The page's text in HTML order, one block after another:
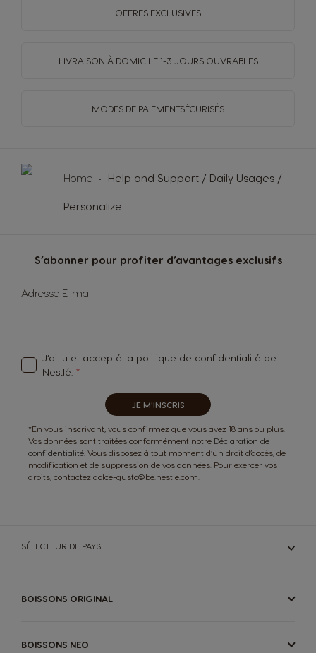
OFFRES EXCLUSIVES
LIVRAISON À DOMICILE 1-3 JOURS OUVRABLES
MODES DE PAIEMENTSÉCURISÉS
Home Help and Support / Daily Usages /
Personalize
S’abonner pour profiter d’avantages exclusifs
Up
Adresse E-mail
J’ai lu et accepté la politique de confidentialité de
Nestlé.
JE M'INSCRIS
*En vous inscrivant, vous confirmez que vous avez 18 ans ou plus.
Vos données sont traitées conformément notre Déclaration de
confidentialité. Vous disposez à tout moment d’un droit d’accès, de
modification et de suppression de vos données. Pour exercer vos
droits, contactez dolce-gusto@be.nestle.com.
SÉLECTEUR DE PAYS
BOISSONS ORIGINAL
BOISSONS NEO